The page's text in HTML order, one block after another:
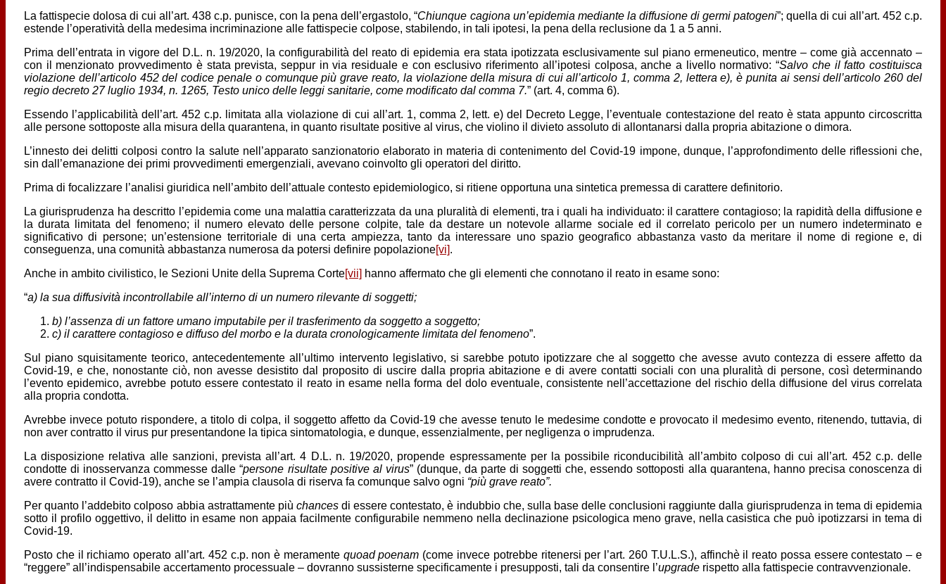
La fattispecie dolosa di cui all’art. 438 c.p. punisce, con la pena dell’ergastolo, “Chiunque cagiona un’epidemia mediante la diffusione di germi patogeni”; quella di cui all’art. 452 c.p.
estende l’operatività della medesima incriminazione alle fattispecie colpose, stabilendo, in tali ipotesi, la pena della reclusione da 1 a 5 anni.
Prima dell’entrata in vigore del D.L. n. 19/2020, la configurabilità del reato di epidemia era stata ipotizzata esclusivamente sul piano ermeneutico, mentre – come già accennato –
con il menzionato provvedimento è stata prevista, seppur in via residuale e con esclusivo riferimento all’ipotesi colposa, anche a livello normativo: “Salvo che il fatto costituisca
violazione dell’articolo 452 del codice penale o comunque più grave reato, la violazione della misura di cui all’articolo 1, comma 2, lettera e), è punita ai sensi dell’articolo 260 del
regio decreto 27 luglio 1934, n. 1265, Testo unico delle leggi sanitarie, come modificato dal comma 7.” (art. 4, comma 6).
Essendo l’applicabilità dell’art. 452 c.p. limitata alla violazione di cui all’art. 1, comma 2, lett. e) del Decreto Legge, l’eventuale contestazione del reato è stata appunto circoscritta
alle persone sottoposte alla misura della quarantena, in quanto risultate positive al virus, che violino il divieto assoluto di allontanarsi dalla propria abitazione o dimora.
L’innesto dei delitti colposi contro la salute nell’apparato sanzionatorio elaborato in materia di contenimento del Covid-19 impone, dunque, l’approfondimento delle riflessioni che,
sin dall’emanazione dei primi provvedimenti emergenziali, avevano coinvolto gli operatori del diritto.
Prima di focalizzare l’analisi giuridica nell’ambito dell’attuale contesto epidemiologico, si ritiene opportuna una sintetica premessa di carattere definitorio.
La giurisprudenza ha descritto l’epidemia come una malattia caratterizzata da una pluralità di elementi, tra i quali ha individuato: il carattere contagioso; la rapidità della diffusione e
la durata limitata del fenomeno; il numero elevato delle persone colpite, tale da destare un notevole allarme sociale ed il correlato pericolo per un numero indeterminato e
significativo di persone; un’estensione territoriale di una certa ampiezza, tanto da interessare uno spazio geografico abbastanza vasto da meritare il nome di regione e, di
conseguenza, una comunità abbastanza numerosa da potersi definire popolazione[vi].
Anche in ambito civilistico, le Sezioni Unite della Suprema Corte[vii] hanno affermato che gli elementi che connotano il reato in esame sono:
“a) la sua diffusività incontrollabile all’interno di un numero rilevante di soggetti;
b) l’assenza di un fattore umano imputabile per il trasferimento da soggetto a soggetto;
c) il carattere contagioso e diffuso del morbo e la durata cronologicamente limitata del fenomeno”.
Sul piano squisitamente teorico, antecedentemente all’ultimo intervento legislativo, si sarebbe potuto ipotizzare che al soggetto che avesse avuto contezza di essere affetto da
Covid-19, e che, nonostante ciò, non avesse desistito dal proposito di uscire dalla propria abitazione e di avere contatti sociali con una pluralità di persone, così determinando
l’evento epidemico, avrebbe potuto essere contestato il reato in esame nella forma del dolo eventuale, consistente nell’accettazione del rischio della diffusione del virus correlata
alla propria condotta.
Avrebbe invece potuto rispondere, a titolo di colpa, il soggetto affetto da Covid-19 che avesse tenuto le medesime condotte e provocato il medesimo evento, ritenendo, tuttavia, di
non aver contratto il virus pur presentandone la tipica sintomatologia, e dunque, essenzialmente, per negligenza o imprudenza.
La disposizione relativa alle sanzioni, prevista all’art. 4 D.L. n. 19/2020, propende espressamente per la possibile riconducibilità all’ambito colposo di cui all’art. 452 c.p. delle
condotte di inosservanza commesse dalle “persone risultate positive al virus” (dunque, da parte di soggetti che, essendo sottoposti alla quarantena, hanno precisa conoscenza di
avere contratto il Covid-19), anche se l’ampia clausola di riserva fa comunque salvo ogni “più grave reato”.
Per quanto l’addebito colposo abbia astrattamente più chancesdi essere contestato, è indubbio che, sulla base delle conclusioni raggiunte dalla giurisprudenza in tema di epidemia
sotto il profilo oggettivo, il delitto in esame non appaia facilmente configurabile nemmeno nella declinazione psicologica meno grave, nella casistica che può ipotizzarsi in tema di
Covid-19.
Posto che il richiamo operato all’art. 452 c.p. non è meramente quoad poenam (come invece potrebbe ritenersi per l’art. 260 T.U.L.S.), affinchè il reato possa essere contestato – e
“reggere” all’indispensabile accertamento processuale – dovranno sussisterne specificamente i presupposti, tali da consentire l’upgrade rispetto alla fattispecie contravvenzionale.